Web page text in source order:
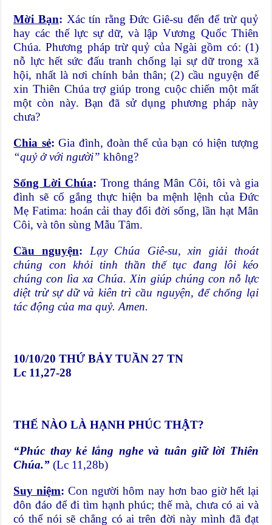
Mời Bạn: Xác tín rằng Đức Giê-su đến để trừ quỷ
hay các thế lực sự dữ, và lập Vương Quốc Thiên
Chúa. Phương pháp trừ quỷ của Ngài gồm có: (1)
nỗ lực hết sức đấu tranh chống lại sự dữ trong xã
hội, nhất là nơi chính bản thân; (2) cầu nguyện để
xin Thiên Chúa trợ giúp trong cuộc chiến một mất
một còn này. Bạn đã sử dụng phương pháp này
chưa?
Chia sẻ: Gia đình, đoàn thể của bạn có hiện tượng
“quỷ ở với người” không?
Sống Lời Chúa: Trong tháng Mân Côi, tôi và gia
đình sẽ cố gắng thực hiện ba mệnh lệnh của Đức
Mẹ Fatima: hoán cải thay đổi đời sống, lần hạt Mân
Côi, và tôn sùng Mẫu Tâm.
Cầu nguyện: Lạy Chúa Giê-su, xin giải thoát
chúng con khỏi tinh thần thế tục đang lôi kéo
chúng con lìa xa Chúa. Xin giúp chúng con nỗ lực
diệt trừ sự dữ và kiên trì cầu nguyện, để chống lại
tác động của ma quỷ. Amen.
10/10/20THỨ BẢY TUẦN 27 TN
Lc 11,27-28
THẾ NÀO LÀ HẠNH PHÚC THẬT?
“Phúc thay kẻ lắng nghe và tuân giữ lời Thiên
Chúa.”(Lc 11,28b)
Suy niệm: Con người hôm nay hơn bao giờ hết lại
đôn đáo để đi tìm hạnh phúc; thế mà, chưa có ai và
có thể nói sẽ chẳng có ai trên đời này mình đã đạt